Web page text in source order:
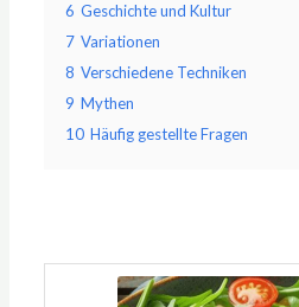
6 Geschichte und Kultur
7 Variationen
8 Verschiedene Techniken
9 Mythen
10 Häufig gestellte Fragen
Minuten